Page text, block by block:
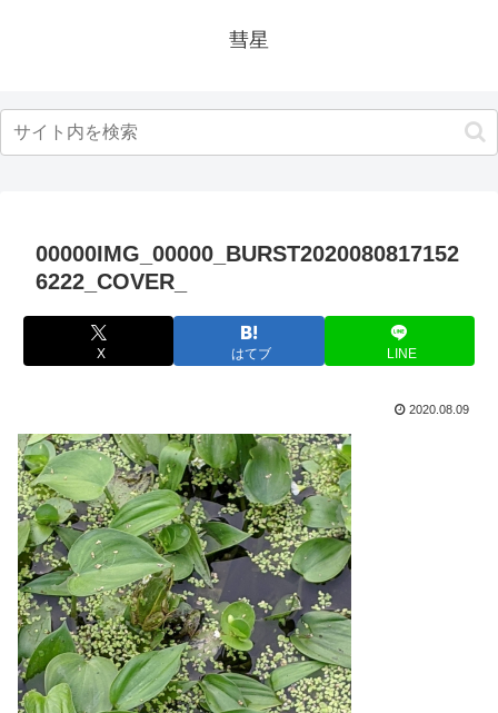
彗星
00000IMG_00000_BURST2020080817152
6222_COVER_
X はてブ LINE
2020.08.09